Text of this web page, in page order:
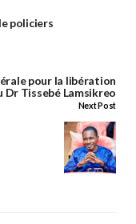
policiers
pour la libération
Dr Tissebé Lamsikreo
Next Post